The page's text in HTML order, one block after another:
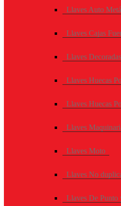
Llaves Auto
Llaves Cajas
Llaves Decoradas
Llaves Huecas
Llaves Huecas
Llaves
Llaves Moto
Llaves No
Llaves De Punto